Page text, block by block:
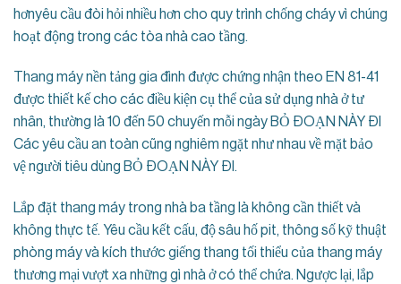
hơnyêu cầu đòi hỏi nhiều hơn cho quy trình chống cháy vì chúng
hoạt động trong các tòa nhà cao tầng.
Thang máy nền tảng gia đình được chứng nhận theo EN 81-41
được thiết kế cho các điều kiện cụ thể của sử dụng nhà ở tư
nhân, thường là 10 đến 50 chuyến mỗi ngày BỎ ĐOẠN NÀY ĐI
Các yêu cầu an toàn cũng nghiêm ngặt như nhau về mặt bảo
vệ người tiêu dùng BỎ ĐOẠN NÀY ĐI.
Lắp đặt thang máy trong nhà ba tầng là không cần thiết và
không thực tế. Yêu cầu kết cấu, độ sâu hố pit, thông số kỹ thuật
phòng máy và kích thước giếng thang tối thiểu của thang máy
thương mại vượt xa những gì nhà ở có thể chứa. Ngược lại, lắp